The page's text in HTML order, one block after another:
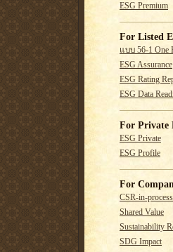
ESG Premium
For Listed
แบบ 56-1 One
ESG Assurance
ESG Rating
ESG Data
For Private
ESG Private
ESG Profile
For
CSR-in-process
Shared Value
Sustainability
SDG Impact